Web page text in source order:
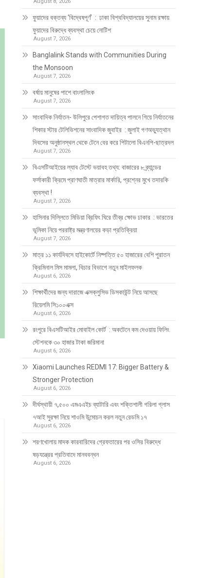
ফুয়াদের বক্তব্য ‘বিদ্বেষপূর্ণ’ : ঢাকা বিশ্ববিদ্যালয়ের সুনাম রক্ষায়
ফুয়াদের বিরুদ্ধে ব্যবস্থা চেয়ে নোটিশ
August 7, 2026
Banglalink Stands with Communities During
the Monsoon
August 7, 2026
বর্ষায় মানুষের পাশে বাংলালিংক
August 7, 2026
সাংবাদিক নির্যাতন- উলিপুরে পেশাগত দায়িত্ব পালনে গিয়ে নির্যাতনের
শিকার স্টার টেলিভিশনের সাংবাদিক জুবাইর : জুলাই গণঅভ্যুত্থান
দিবসের অনুষ্ঠানস্থল থেকে টেনে বের করে পিটালো বিএনপি-ছাত্রদল
August 7, 2026
বিএসটিআইয়ের ল্যাব টেস্টে ভয়াবহ তথ্য: বাজারের ৮ ব্র্যান্ডের
ফর্সাকারী ক্রিমে প্রাণঘাতী মাত্রার মার্কারি, প্রশ্নের মুখে তদারকি
ব্যবস্থা !
August 7, 2026
হাসিনার দিল্লিতে মিডিয়া ব্রিফিং ঘিরে তীব্র ক্ষোভ ঢাকার : ভারতের
ভূমিকা নিয়ে পররাষ্ট্র মন্ত্রণালয়ের কড়া প্রতিক্রিয়া
August 7, 2026
মাত্র ১১ কার্যদিবসে হাইকোর্টে নিষ্পত্তি ৫০ হাজারের বেশি পুরাতন
ক্রিমিনাল মিস মামলা, বিচার বিভাগে নতুন মাইলফলক
August 6, 2026
শিক্ষার্থীদের জন্য দারাজে এক্সক্লুসিভ ডিসকাউন্ট নিয়ে আসছে
রিয়েলমি সি১০০এক্স
August 6, 2026
রংপুরে বিএসটিআইর মোবাইল কোর্ট : অকটেনে কম দেওয়ায় ফিলিং
স্টেশনকে ৩০ হাজার টাকা জরিমানা
August 6, 2026
Xiaomi Launches REDMI 17: Bigger Battery &
Stronger Protection
August 6, 2026
দীর্ঘস্থায়ী ৭,৫০০ এমএএইচ ব্যাটারি এবং শক্তিশালী গরিলা গ্লাস
৭আই সুরক্ষা নিয়ে শাওমি উন্মোচন করল নতুন রেডমি ১৭
August 6, 2026
শরণখোলায় মাদক কারবারিদের গ্রেফতারের পর ওসির বিরুদ্ধে
ষড়যন্ত্রের প্রতিবাদে মানববন্ধন
August 6, 2026